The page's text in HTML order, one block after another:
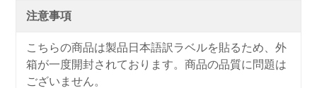
注意事項
こちらの商品は製品日本語訳ラベルを貼るため、外
箱が一度開封されております。商品の品質に問題は
ございません。